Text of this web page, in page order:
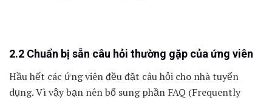
2.2 Chuẩn bị sẵn câu hỏi thường gặp của ứng viên
Hầu hết các ứng viên đều đặt câu hỏi cho nhà tuyển
dụng. Vì vậy bạn nên bổ sung phần FAQ (Frequently